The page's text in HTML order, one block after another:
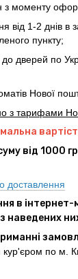
з моменту
від 1-2 днів в
пункту;
дверей по
Нової
з тарифами
від 1000
доставлення
в інтернет-
наведених
по м.